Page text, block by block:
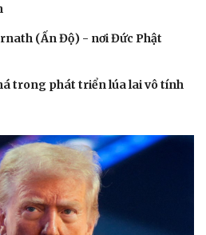
(Ấn Độ) - nơi Đức Phật
trong phát triển lúa lai vô tính